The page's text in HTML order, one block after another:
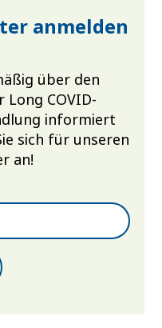
anmelden
über den
COVID-
informiert
sich für unseren
an!